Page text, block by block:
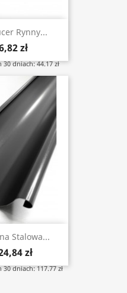
Rynny...
zł
dniach: 44.17 zł
Stalowa...
zł
dniach: 117.77 zł